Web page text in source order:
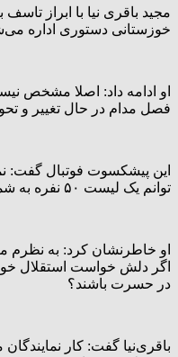
مجید باقری نیا با ابراز
خوزستانی دستوری اداره
او ادامه داد: اصلا مشخص
فصل مدام در حال تغییر و
این پیشکسوت فوتبال گفت:
توانم یک لیست ۵۰ نفره به شما معرفی کنم که می‌توانند خیلی بهتر از آقایان فعلی، باشگاه‌های خوزستانی را از نفت آبادان گرفته تا فولاد اداره کنند.
او خاطرنشان کرد: به نظرم
اگر دلش خواست استقلال
در حسرت باشند؟
باقری‌نیا گفت: کار